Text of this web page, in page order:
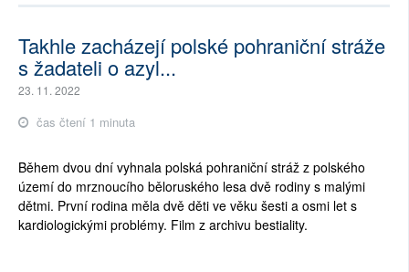
Takhle zacházejí polské pohraniční stráže
s žadateli o azyl...
23. 11. 2022
čas čtení 1 minuta
Během dvou dní vyhnala polská pohraniční stráž z polského
území do mrznoucího běloruského lesa dvě rodiny s malými
dětmi. První rodina měla dvě děti ve věku šesti a osmi let s
kardiologickými problémy. Film z archivu bestiality.